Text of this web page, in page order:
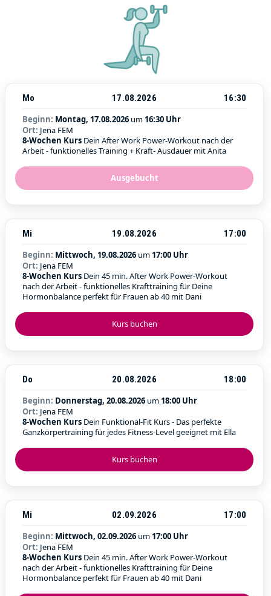
Ausgebucht
Mo 17.08.2026
16:30
Beginn: Montag, 17.08.2026 um 16:30 Uhr
Ort: Jena FEM
8-Wochen Kurs Dein After Work Power-Workout nach der
Arbeit - funktionelles Training + Kraft- Ausdauer mit Anita
Kurs buchen
Mi 19.08.2026
17:00
Beginn: Mittwoch, 19.08.2026 um 17:00 Uhr
Ort: Jena FEM
8-Wochen Kurs Dein 45 min. After Work Power-Workout
nach der Arbeit - funktionelles Krafttraining für Deine
Hormonbalance perfekt für Frauen ab 40 mit Dani
Kurs buchen
Do 20.08.2026
18:00
Beginn: Donnerstag, 20.08.2026 um 18:00 Uhr
Ort: Jena FEM
8-Wochen Kurs Dein Funktional-Fit Kurs - Das perfekte
Ganzkörpertraining für jedes Fitness-Level geeignet mit Ella
Mi 02.09.2026
17:00
Beginn: Mittwoch, 02.09.2026 um 17:00 Uhr
Ort: Jena FEM
8-Wochen Kurs Dein 45 min. After Work Power-Workout
nach der Arbeit - funktionelles Krafttraining für Deine
Hormonbalance perfekt für Frauen ab 40 mit Dani